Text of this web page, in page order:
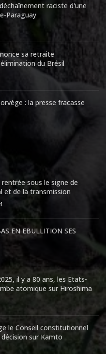
raciste d'une
Paraguay
sa retraite
du Brésil
: la presse fracasse
rentrée sous le signe de
et de la transmission
EN EBULLITION SES
il y a 80 ans, les Etats-
atomique sur Hiroshima
le Conseil constitutionnel
sur Kamto